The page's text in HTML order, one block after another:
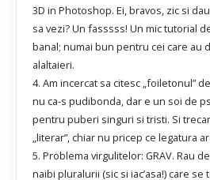
3D in Photoshop. Ei, bravos, zic si
sa vezi? Un fasssss! Un mic tutorial
banal; numai bun pentru cei care au
alaltaieri.
4. Am incercat sa citesc „foiletonul”
nu ca-s pudibonda, dar e un soi de
pentru puberi singuri si tristi. Si
„literar”, chiar nu pricep ce legatura
5. Problema virgulitelor: GRAV. Rau
naibi pluralurii (sic si iac’asa!) care se